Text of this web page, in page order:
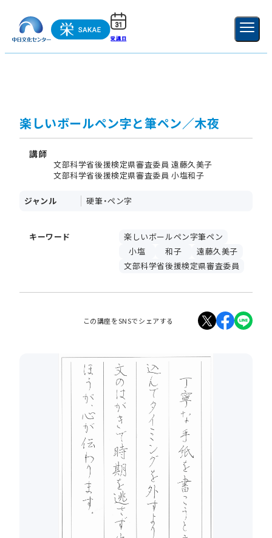
受講日 新規登録
楽しいボールペン字と筆ペン／木夜
講師
文部科学省後援検定県審査委員 遠藤久美子
文部科学省後援検定県審査委員 小塩和子
ジャンル 硬筆・ペン字
キーワード
楽しいボールペン字筆ペン
小塩
和子
遠藤久美子
文部科学省後援検定県審査委員
この講座をSNSでシェアする